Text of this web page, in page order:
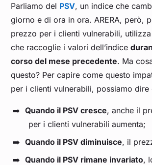
Parliamo del PSV, un indice che
giorno e di ora in ora. ARERA, però,
prezzo per i clienti vulnerabili,
che raccoglie i valori dell’indice
corso del mese precedente. Ma
questo? Per capire come questo
per i clienti vulnerabili, possiamo dire
Quando il PSV cresce, anche il
per i clienti vulnerabili aumenta;
Quando il PSV diminuisce, il
Quando il PSV rimane invariato,